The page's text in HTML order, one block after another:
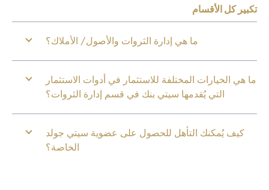
كل الأقسام
ما هي إدارة الثروات والأصول/ الأملاك؟
هي الخيارات المختلفة للاستثمار في أدوات الاستثمار
التي يُقدمها سيتي بنك في قسم إدارة الثروات؟
كيف يُمكنك التأهل للحصول على عضوية سيتي جولد
الخاصة؟